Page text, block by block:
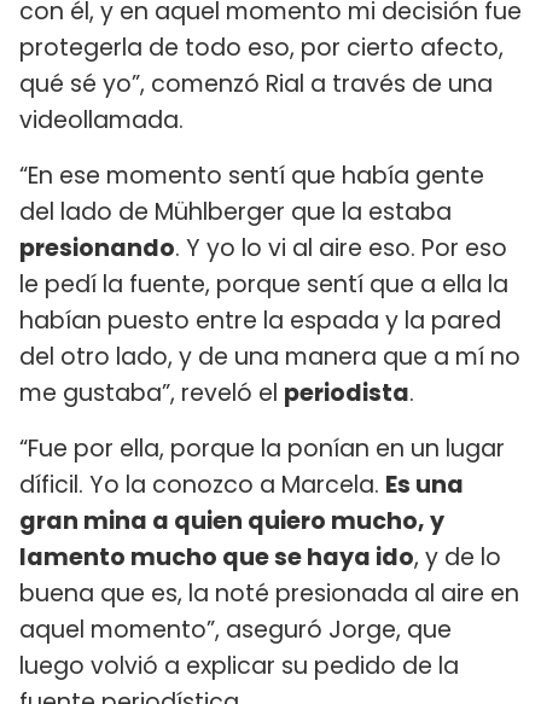
con él, y en aquel momento mi decisión fue
protegerla de todo eso, por cierto afecto,
qué sé yo”, comenzó Rial a través de una
videollamada.
“En ese momento sentí que había gente
del lado de Mühlberger que la estaba
presionando. Y yo lo vi al aire eso. Por eso
le pedí la fuente, porque sentí que a ella la
habían puesto entre la espada y la pared
del otro lado, y de una manera que a mí no
me gustaba”, reveló el periodista.
“Fue por ella, porque la ponían en un lugar
díficil. Yo la conozco a Marcela. Es una
gran mina a quien quiero mucho, y
lamento mucho que se haya ido, y de lo
buena que es, la noté presionada al aire en
aquel momento”, aseguró Jorge, que
luego volvió a explicar su pedido de la